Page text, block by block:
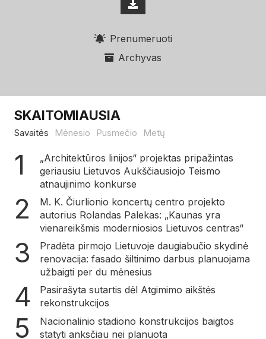
Prenumeruoti
Archyvas
SKAITOMIAUSIA
Savaitės Mėnesio Pusmečio Metų
„Architektūros linijos“ projektas pripažintas
geriausiu Lietuvos Aukščiausiojo Teismo
atnaujinimo konkurse
M. K. Čiurlionio koncertų centro projekto
autorius Rolandas Palekas: „Kaunas yra
vienareikšmis moderniosios Lietuvos centras“
Pradėta pirmojo Lietuvoje daugiabučio skydinė
renovacija: fasado šiltinimo darbus planuojama
užbaigti per du mėnesius
Pasirašyta sutartis dėl Atgimimo aikštės
rekonstrukcijos
Nacionalinio stadiono konstrukcijos baigtos
statyti anksčiau nei planuota